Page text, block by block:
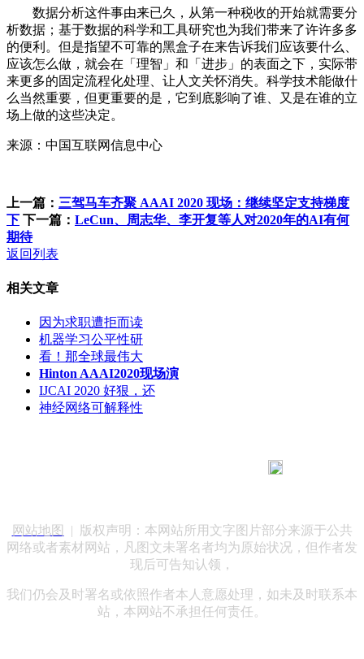
数据分析这件事由来已久，从第一种税收的开始就需要分
析数据；基于数据的科学和工具研究也为我们带来了许许多多
的便利。但是指望不可靠的黑盒子在来告诉我们应该要什么、
应该怎么做，就会在「理智」和「进步」的表面之下，实际带
来更多的固定流程化处理、让人文关怀消失。科学技术能做什
么当然重要，但更重要的是，它到底影响了谁、又是在谁的立
场上做的这些决定。
来源：中国互联网信息中心
上一篇： 三驾马车齐聚 AAAI 2020 现场：继续坚定支持梯度
下 下一篇： LeCun、周志华、李开复等人对2020年的AI有何
期待
返回列表
相关文章
因为求职遭拒而读
机器学习公平性研
看！那全球最伟大
Hinton AAAI2020现场演
IJCAI 2020 好狠，还
神经网络可解释性
网站地图
| 版权声明：本网站所用文字图片部分来源于公共
网络或者素材网站，凡图文未署名者均为原始状况，但作者发
现后可告知认领，
我们仍会及时署名或依照作者本人意愿处理，如未及时联系本
站，本网站不承担任何责任。